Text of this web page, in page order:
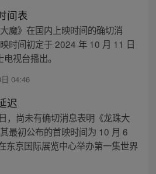
间表
魔》在国内上映时间的确切消
时间初定于 2024 年 10 月 11 日
视台播出。
04:46
迟
，尚未有确切消息表明《龙珠大
最初公布的首映时间为 10 月 6
东京国际展览中心举办第一集世界